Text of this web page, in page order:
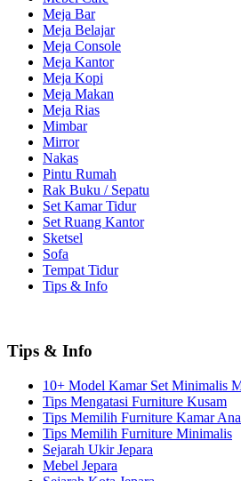
Meja Bar
Meja Belajar
Meja Console
Meja Kantor
Meja Kopi
Meja Makan
Meja Rias
Mimbar
Mirror
Nakas
Pintu Rumah
Rak Buku / Sepatu
Set Kamar Tidur
Set Ruang Kantor
Sketsel
Sofa
Tempat Tidur
Tips & Info
Tips & Info
10+ Model Kamar Set Minimalis
Tips Mengatasi Furniture Kusam
Tips Memilih Furniture Kamar
Tips Memilih Furniture Minimalis
Sejarah Ukir Jepara
Mebel Jepara